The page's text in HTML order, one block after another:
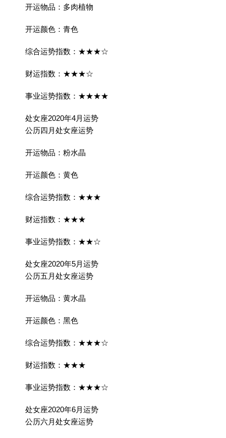
开运物品：多肉植物
开运颜色：青色
综合运势指数：★★★☆
财运指数：★★★☆
事业运势指数：★★★★
处女座2020年4月运势
公历四月处女座运势
开运物品：粉水晶
开运颜色：黄色
综合运势指数：★★★
财运指数：★★★
事业运势指数：★★☆
处女座2020年5月运势
公历五月处女座运势
开运物品：黄水晶
开运颜色：黑色
综合运势指数：★★★☆
财运指数：★★★
事业运势指数：★★★☆
处女座2020年6月运势
公历六月处女座运势